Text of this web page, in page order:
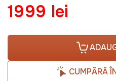
1999 lei
CUMPĂRĂ